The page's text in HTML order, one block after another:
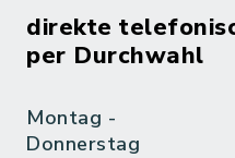
direkte
per Durchwahl
Montag -
Donnerstag